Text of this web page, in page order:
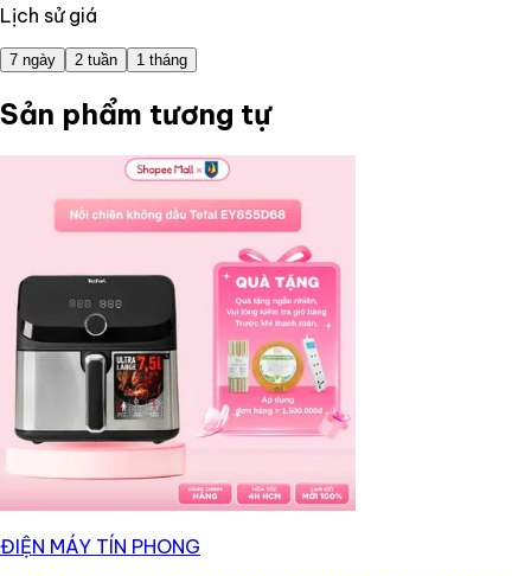
Lịch sử giá
7 ngày 2 tuần 1 tháng
Sản phẩm tương tự
ĐIỆN MÁY TÍN PHONG